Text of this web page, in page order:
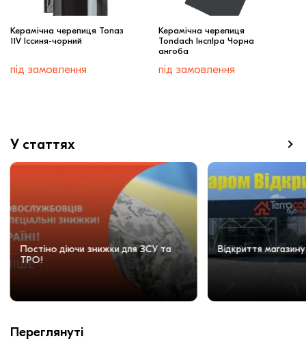
Керамічна черепиця Топаз
11V Іссиня-чорний
під замовлення
Керамічна черепиця
Tondach ІнспІра Чорна
ангоба
під замовлення
У статтях
Постіно діючи знижки для ЗСУ та
ТРО!
Відкриття магазину
Переглянуті